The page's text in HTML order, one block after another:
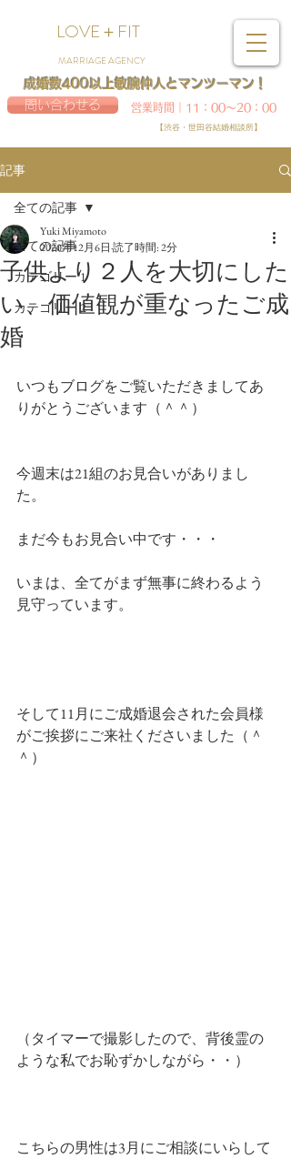
LOVE＋FIT
MARRIAGE AGENCY
問い合わせる
【渋谷・世田谷結婚相談所】
成婚数400以上敏腕仲人とマンツーマン！
営業時間｜11：00～20：00
記事
全ての記事
カテゴリー 1
カテゴリー 2
全ての記事
子供より２人を大切にした
い、価値観が重なったご成
婚
Yuki Miyamoto
2020年12月6日 読了時間: 2分
いつもブログをご覧いただきましてあ
りがとうございます（＾＾）
今週末は21組のお見合いがありまし
た。
まだ今もお見合い中です・・・
いまは、全てがまず無事に終わるよう
見守っています。
そして11月にご成婚退会された会員様
がご挨拶にご来社くださいました（＾
＾）
（タイマーで撮影したので、背後霊の
ような私でお恥ずかしながら・・）
こちらの男性は3月にご相談にいらして